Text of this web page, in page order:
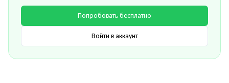
Попробовать бесплатно
Войти в аккаунт